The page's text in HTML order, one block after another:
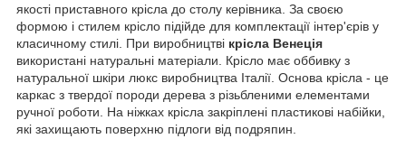
якості приставного крісла до столу керівника. За своєю
формою і стилем крісло підійде для комплектації інтер'єрів у
класичному стилі. При виробництві крісла Венеція
використані натуральні матеріали. Крісло має оббивку з
натуральної шкіри люкс виробництва Італії. Основа крісла - це
каркас з твердої породи дерева з різьбленими елементами
ручної роботи. На ніжках крісла закріплені пластикові набійки,
які захищають поверхню підлоги від подряпин.